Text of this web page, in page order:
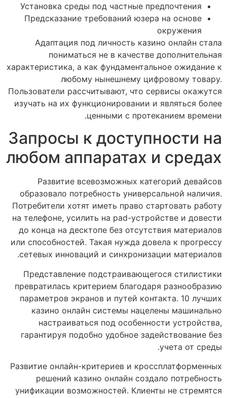
Установка среды под частные предпочтения
Предсказание требований юзера на основе
окружения
Адаптация под личность казино онлайн стала
пониматься не в качестве дополнительная
характеристика, а как фундаментальное ожидание к
любому нынешнему цифровому товару.
Пользователи рассчитывают, что сервисы окажутся
изучать на их функционировании и являться более
ценными с протеканием времени.
Запросы к доступности на
любом аппаратах и средах
Развитие всевозможных категорий девайсов
образовало потребность универсальной наличия.
Потребители хотят иметь право стартовать работу
на телефоне, усилить на pad-устройстве и довести
до конца на десктопе без отсутствия материалов
или способностей. Такая нужда довела к прогрессу
сетевых инноваций и синхронизации материалов.
Представление подстраивающегося стилистики
превратилась критерием благодаря разнообразию
параметров экранов и путей контакта. 10 лучших
казино онлайн системы нацелены машинально
настраиваться под особенности устройства,
гарантируя подобно удобное задействование без
учета от среды.
Развитие онлайн-критериев и кроссплатформенных
решений казино онлайн создало потребность
унификации возможностей. Клиенты не стремятся